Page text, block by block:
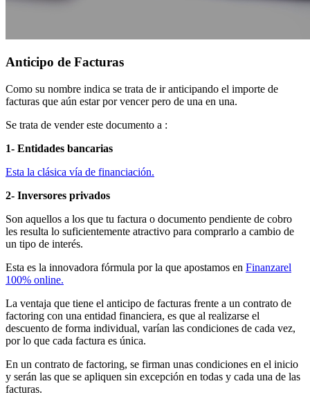
Anticipo de Facturas
Como su nombre indica se trata de ir anticipando el importe de
facturas que aún estar por vencer pero de una en una.
Se trata de vender este documento a :
1- Entidades bancarias
Esta la clásica vía de financiación.
2- Inversores privados
Son aquellos a los que tu factura o documento pendiente de cobro
les resulta lo suficientemente atractivo para comprarlo a cambio de
un tipo de interés.
Esta es la innovadora fórmula por la que apostamos en Finanzarel
100% online.
La ventaja que tiene el anticipo de facturas frente a un contrato de
factoring con una entidad financiera, es que al realizarse el
descuento de forma individual, varían las condiciones de cada vez,
por lo que cada factura es única.
En un contrato de factoring, se firman unas condiciones en el inicio
y serán las que se apliquen sin excepción en todas y cada una de las
facturas.